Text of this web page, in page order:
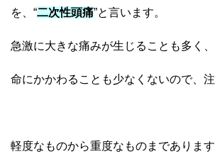
を、“二次性頭痛”と言います。
急激に大きな痛みが生じることも多く、
命にかかわることも少なくないので、注
軽度なものから重度なものまであります